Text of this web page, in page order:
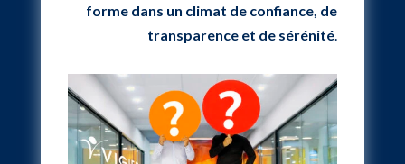
forme dans un climat de confiance, de
transparence et de sérénité